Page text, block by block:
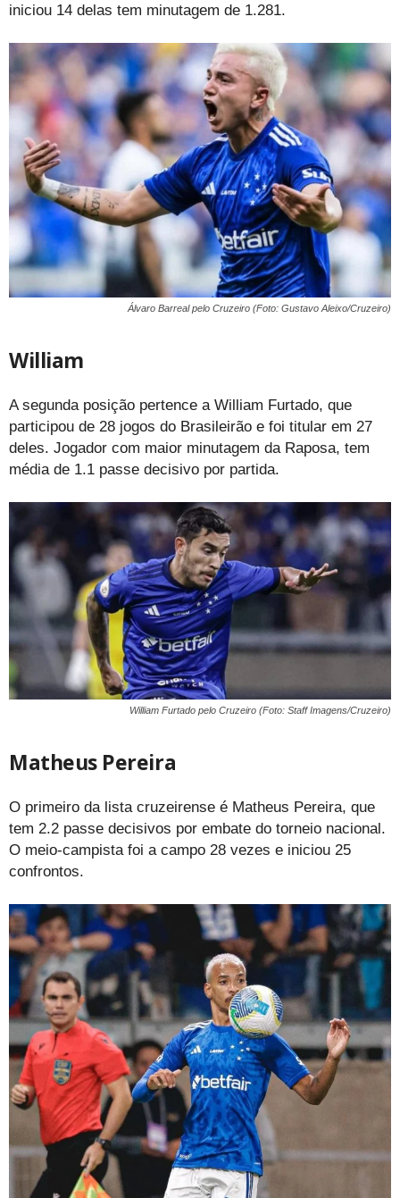
iniciou 14 delas tem minutagem de 1.281.
Álvaro Barreal pelo Cruzeiro (Foto: Gustavo Aleixo/Cruzeiro)
William
A segunda posição pertence a William Furtado, que
participou de 28 jogos do Brasileirão e foi titular em 27
deles. Jogador com maior minutagem da Raposa, tem
média de 1.1 passe decisivo por partida.
William Furtado pelo Cruzeiro (Foto: Staff Imagens/Cruzeiro)
Matheus Pereira
O primeiro da lista cruzeirense é Matheus Pereira, que
tem 2.2 passe decisivos por embate do torneio nacional.
O meio-campista foi a campo 28 vezes e iniciou 25
confrontos.